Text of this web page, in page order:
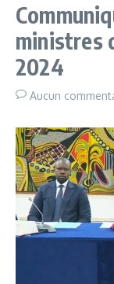
ministres
2024
Aucun